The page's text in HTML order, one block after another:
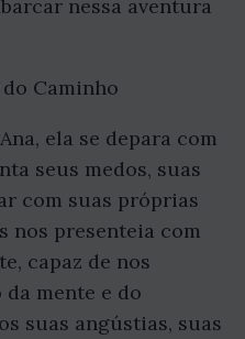
nessa aventura
Caminho
ela se depara com
seus medos, suas
com suas próprias
nos presenteia com
capaz de nos
mente e do
suas angústias, suas